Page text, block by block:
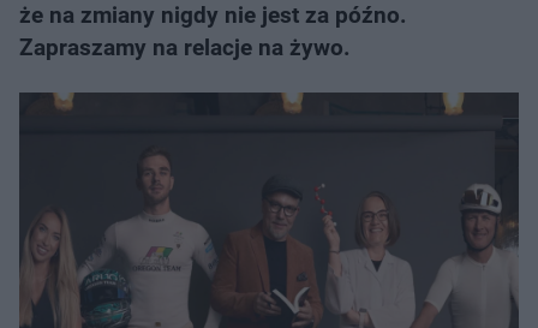
że na zmiany nigdy nie jest za późno.
Zapraszamy na relacje na żywo.